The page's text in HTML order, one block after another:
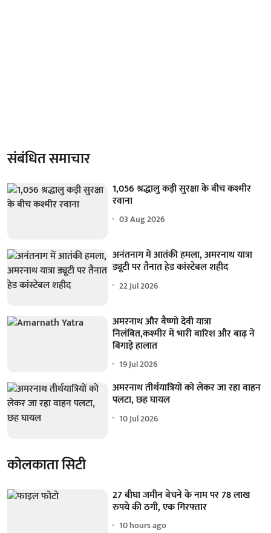
संबंधित समाचार
1,056 श्रद्धालु कड़ी सुरक्षा के बीच कश्मीर
रवाना
03 Aug 2026
अनंतनाग में आतंकी हमला, अमरनाथ यात्रा
ड्यूटी पर तैनात हेड कांस्टेबल शहीद
22 Jul 2026
अमरनाथ और वैष्णो देवी यात्रा
निलंबित,कश्मीर में भारी बारिश और बाढ़ ने
बिगाड़े हालात
19 Jul 2026
अमरनाथ तीर्थयात्रियों को लेकर जा रहा वाहन
पलटा, छह घायल
10 Jul 2026
कोलकाता सिटी
27 बीघा जमीन बेचने के नाम पर 78 लाख
रुपये की ठगी, एक गिरफ्तार
10 hours ago